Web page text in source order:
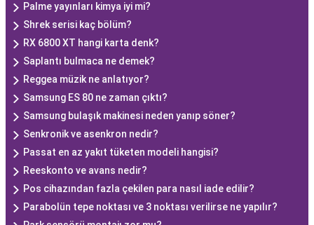
Palme yayınları kimya iyi mi?
Shrek serisi kaç bölüm?
RX 6800 XT hangi karta denk?
Saplantı bulmaca ne demek?
Reggea müzik ne anlatıyor?
Samsung ES 80 ne zaman çıktı?
Samsung bulaşık makinesi neden yanıp söner?
Senkronik ve asenkron nedir?
Passat en az yakıt tüketen modeli hangisi?
Reeskonto ve avans nedir?
Pos cihazından fazla çekilen para nasıl iade edilir?
Parabolün tepe noktası ve 3 noktası verilirse ne yapılır?